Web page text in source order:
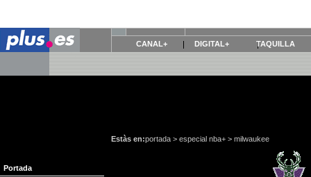
CANAL+ DIGITAL+ TAQUILLA
Portada
Estàs en:portada > especial nba+ > milwaukee